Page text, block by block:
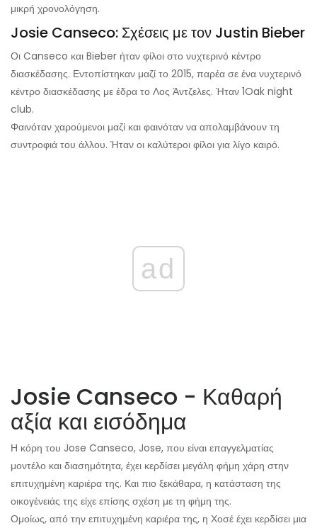
μικρή χρονολόγηση.
Josie Canseco: Σχέσεις με τον Justin Bieber
Οι Canseco και Bieber ήταν φίλοι στο νυχτερινό κέντρο
διασκέδασης. Εντοπίστηκαν μαζί το 2015, παρέα σε ένα νυχτερινό
κέντρο διασκέδασης με έδρα το Λος Άντζελες. Ήταν 1Oak night
club.
Φαινόταν χαρούμενοι μαζί και φαινόταν να απολαμβάνουν τη
συντροφιά του άλλου. Ήταν οι καλύτεροι φίλοι για λίγο καιρό.
ad
Josie Canseco - Καθαρή
αξία και εισόδημα
Η κόρη του Jose Canseco, Jose, που είναι επαγγελματίας
μοντέλο και διασημότητα, έχει κερδίσει μεγάλη φήμη χάρη στην
επιτυχημένη καριέρα της. Και πιο ξεκάθαρα, η κατάσταση της
οικογένειάς της είχε επίσης σχέση με τη φήμη της.
Ομοίως, από την επιτυχημένη καριέρα της, η Χοσέ έχει κερδίσει μια